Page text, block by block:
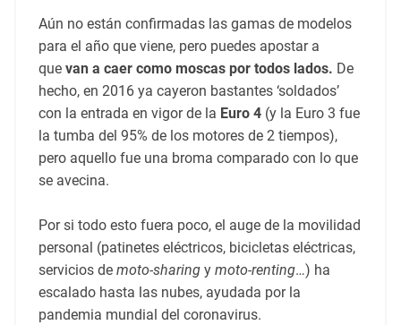
Aún no están confirmadas las gamas de modelos
para el año que viene, pero puedes apostar a
quevan a caer como moscas por todos lados. De
hecho, en 2016 ya cayeron bastantes ‘soldados’
con la entrada en vigor de la Euro 4 (y la Euro 3 fue
la tumba del 95% de los motores de 2 tiempos),
pero aquello fue una broma comparado con lo que
se avecina.
Por si todo esto fuera poco, el auge de la movilidad
personal (patinetes eléctricos, bicicletas eléctricas,
servicios de moto-sharingy moto-renting…) ha
escalado hasta las nubes, ayudada por la
pandemia mundial del coronavirus.